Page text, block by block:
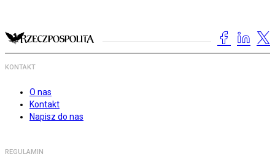
KONTAKT
O nas
Kontakt
Napisz do nas
REGULAMIN